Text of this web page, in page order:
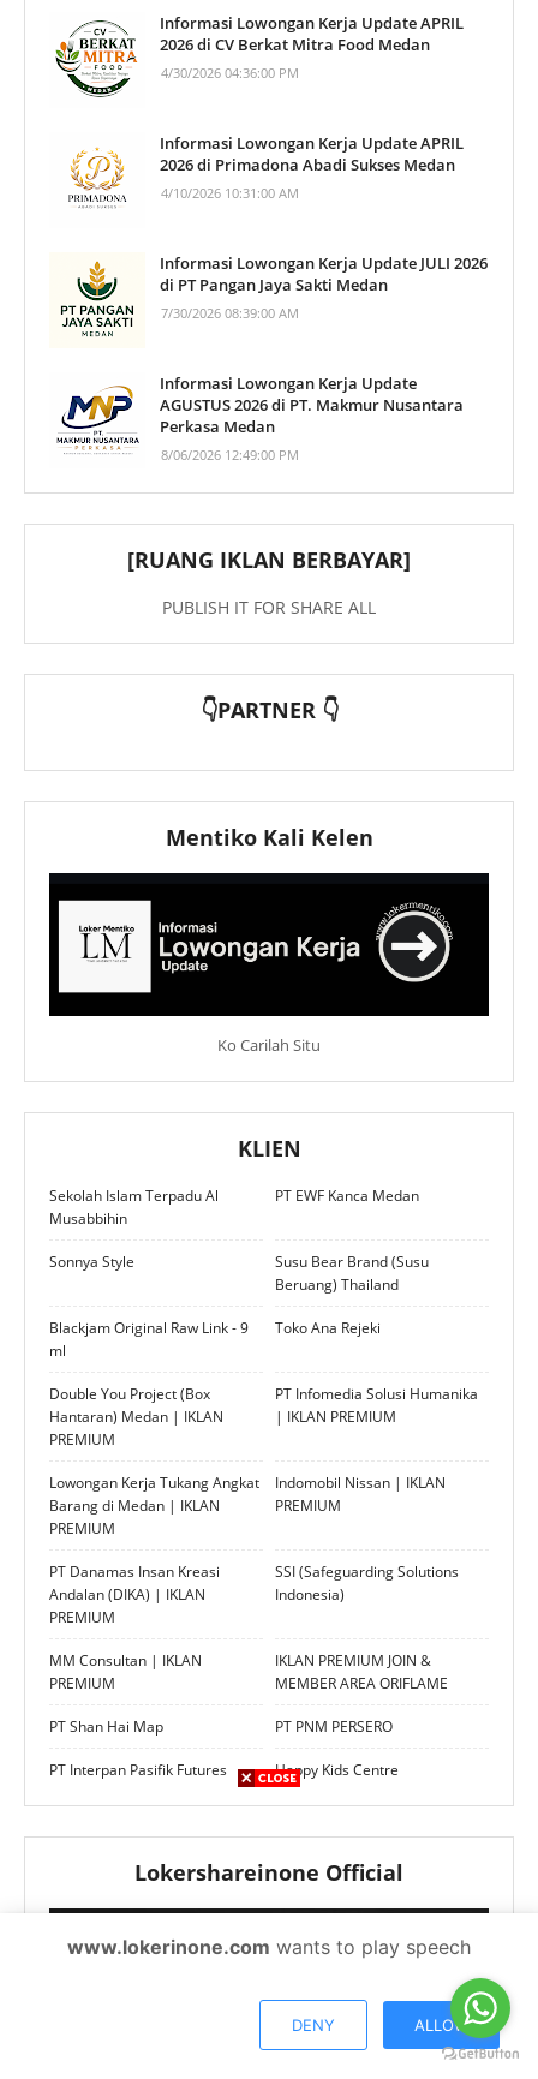
Informasi Lowongan Kerja Update APRIL
2026 di CV Berkat Mitra Food Medan
4/30/2026 04:36:00 PM
Informasi Lowongan Kerja Update APRIL
2026 di Primadona Abadi Sukses Medan
4/10/2026 10:31:00 AM
Informasi Lowongan Kerja Update JULI 2026
di PT Pangan Jaya Sakti Medan
7/30/2026 08:39:00 AM
Informasi Lowongan Kerja Update
AGUSTUS 2026 di PT. Makmur Nusantara
Perkasa Medan
8/06/2026 12:49:00 PM
[RUANG IKLAN BERBAYAR]
PUBLISH IT FOR SHARE ALL
👇PARTNER 👇
Mentiko Kali Kelen
Ko Carilah Situ
KLIEN
Sekolah Islam Terpadu Al
Musabbihin
PT EWF Kanca Medan
Sonnya Style
Susu Bear Brand (Susu
Beruang) Thailand
Blackjam Original Raw Link - 9
ml
Toko Ana Rejeki
Double You Project (Box
Hantaran) Medan | IKLAN
PREMIUM
PT Infomedia Solusi Humanika
| IKLAN PREMIUM
Lowongan Kerja Tukang Angkat
Barang di Medan | IKLAN
PREMIUM
Indomobil Nissan | IKLAN
PREMIUM
PT Danamas Insan Kreasi
Andalan (DIKA) | IKLAN
PREMIUM
SSI (Safeguarding Solutions
Indonesia)
MM Consultan | IKLAN
PREMIUM
IKLAN PREMIUM JOIN &
MEMBER AREA ORIFLAME
PT Shan Hai Map PT PNM PERSERO
PT Interpan Pasifik Futures Happy Kids Centre
Lokershareinone Official
www.lokerinone.com wants to play speech
DENY ALLOW